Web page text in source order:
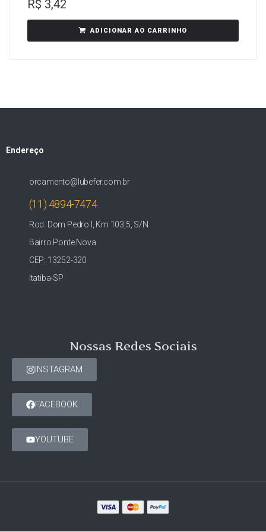
R$ 3,42
ADICIONAR AO CARRINHO
Endereço
orcamento@lubefer.com.br
(11) 4894-7474
Rod. Dom Pedro I, Km 103,5, S/N
Bairro Ponte Nova
CEP: 13252-320
Itatiba-SP
Nossas Redes Sociais
INSTAGRAM
FACEBOOK
YOUTUBE